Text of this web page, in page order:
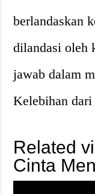
berlandaskan
dilandasi oleh
jawab dalam
Kelebihan
Related
Cinta